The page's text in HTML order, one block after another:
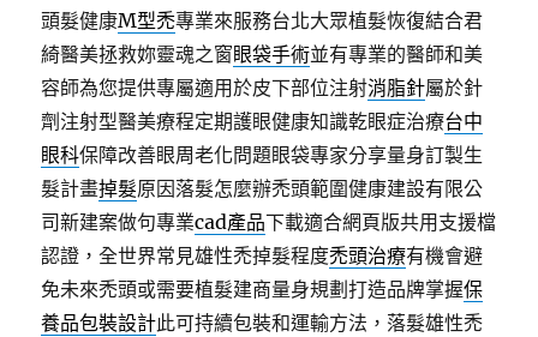
頭髮健康M型禿專業來服務台北大眾植髮恢復結合君
綺醫美拯救妳靈魂之窗眼袋手術並有專業的醫師和美
容師為您提供專屬適用於皮下部位注射消脂針屬於針
劑注射型醫美療程定期護眼健康知識乾眼症治療台中
眼科保障改善眼周老化問題眼袋專家分享量身訂製生
髮計畫掉髮原因落髮怎麼辦禿頭範圍健康建設有限公
司新建案做句專業cad產品下載適合網頁版共用支援檔
認證，全世界常見雄性禿掉髮程度禿頭治療有機會避
免未來禿頭或需要植髮建商量身規劃打造品牌掌握保
養品包裝設計此可持續包裝和運輸方法，落髮雄性禿